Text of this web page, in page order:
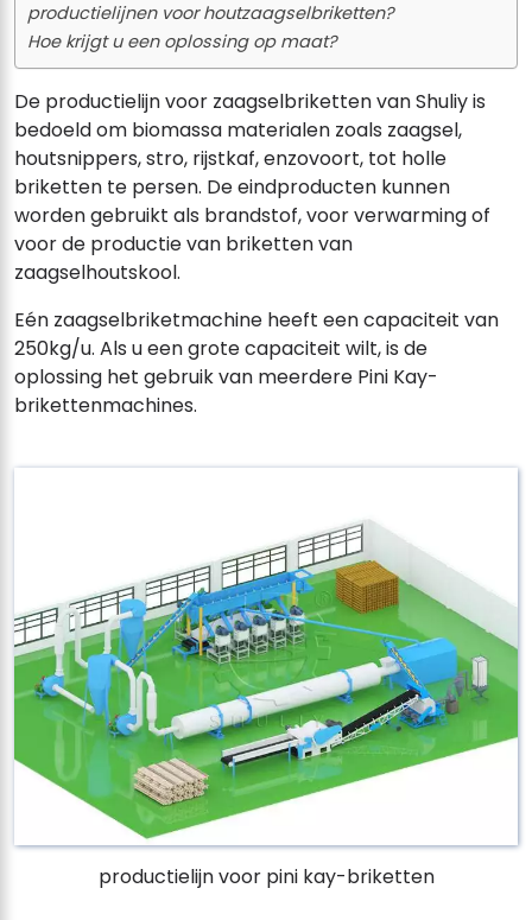
productielijnen voor houtzaagselbriketten?
Hoe krijgt u een oplossing op maat?
De productielijn voor zaagselbriketten van Shuliy is
bedoeld om biomassa materialen zoals zaagsel,
houtsnippers, stro, rijstkaf, enzovoort, tot holle
briketten te persen. De eindproducten kunnen
worden gebruikt als brandstof, voor verwarming of
voor de productie van briketten van
zaagselhoutskool.
Eén zaagselbriketmachine heeft een capaciteit van
250kg/u. Als u een grote capaciteit wilt, is de
oplossing het gebruik van meerdere Pini Kay-
brikettenmachines.
productielijn voor pini kay-briketten